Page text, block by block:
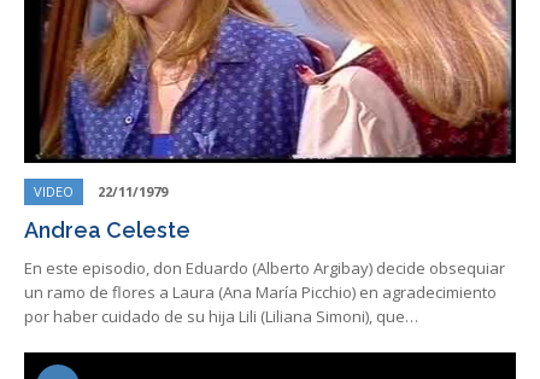
VIDEO 22/11/1979
Andrea Celeste
En este episodio, don Eduardo (Alberto Argibay) decide obsequiar
un ramo de flores a Laura (Ana María Picchio) en agradecimiento
por haber cuidado de su hija Lili (Liliana Simoni), que…